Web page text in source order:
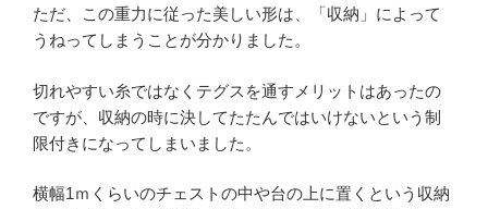
ただ、この重力に従った美しい形は、「収納」によって
うねってしまうことが分かりました。
切れやすい糸ではなくテグスを通すメリットはあったの
ですが、収納の時に決してたたんではいけないという制
限付きになってしまいました。
横幅1ｍくらいのチェストの中や台の上に置くという収納